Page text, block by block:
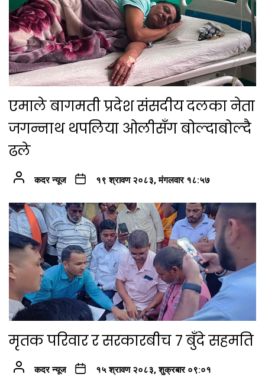
एमाले बागमती प्रदेश संसदीय दलका नेता
जगन्नाथ थपलिया ओलीसँग बोल्दाबोल्दै
ढले
कदर न्यूज १९ श्रावण २०८३, मंगलवार १८:५७
मृतक परिवार र सरकारबीच ७ बुँदे सहमति
कदर न्यूज १५ श्रावण २०८३, शुक्रबार ०९:०१